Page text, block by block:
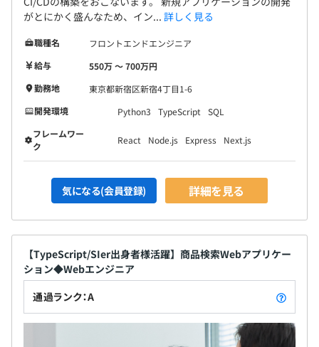
がとにかく盛んなため、イン... 詳しく見る
職種名
フロントエンドエンジニア
給与
550万 〜 700万円
勤務地
東京都新宿区新宿4丁目1-6
開発環境
Python3 TypeScript
SQL
フレームワー
ク
React Node.js Express Next.js
気になる(会員登録) 詳細を見る
【TypeScript/SIer出身者様活躍】商品検索Webアプリケー
ション◆Webエンジニア
通過ランク：A